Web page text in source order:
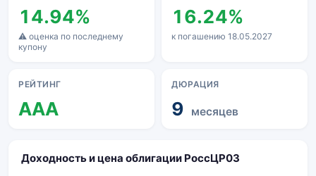
14.94%
⚠ оценка по последнему
купону
16.24%
к погашению 18.05.2027
РЕЙТИНГ
AAA
ДЮРАЦИЯ
9 месяцев
Доходность и цена облигации РоссЦP03